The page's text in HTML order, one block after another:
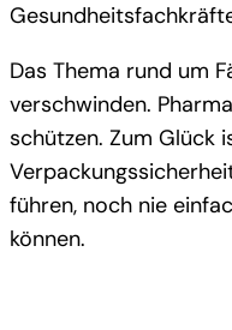
Das Thema rund um
verschwinden.
schützen. Zum Glück
führen, noch nie
können.